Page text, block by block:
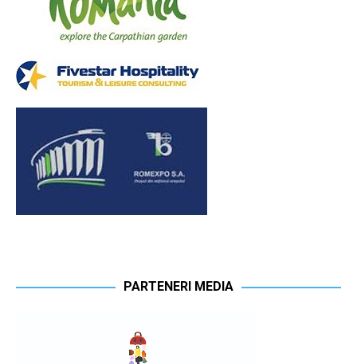
PARTENERI MEDIA